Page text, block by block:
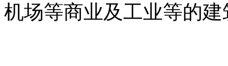
机场等商业及工业等的